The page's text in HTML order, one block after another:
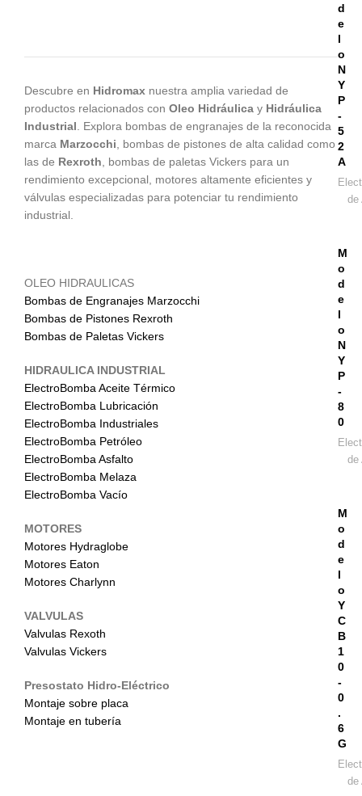
Descubre en Hidromax nuestra amplia variedad de
productos relacionados conOleo Hidráulica y Hidráulica
Industrial . Explora bombas de engranajes de la reconocida
marca Marzocchi , bombas de pistones de alta calidad como
las de Rexroth , bombas de paletas Vickers para un
rendimiento excepcional, motores altamente eficientes y
válvulas especializadas para potenciar tu rendimiento
industrial.
OLEO HIDRAULICAS
Bombas de Engranajes Marzocchi
Bombas de Pistones Rexroth
Bombas de Paletas Vickers
HIDRAULICA INDUSTRIAL
ElectroBomba Aceite Térmico
ElectroBomba Lubricación
ElectroBomba Industriales
ElectroBomba Petróleo
ElectroBomba Asfalto
ElectroBomba Melaza
ElectroBomba Vacío
MOTORES
Motores Hydraglobe
Motores Eaton
Motores Charlynn
VALVULAS
Valvulas Rexoth
Valvulas Vickers
Presostato Hidro-Eléctrico
Montaje sobre placa
Montaje en tubería
d
e
l
o
N
Y
P
-
5
2
A
de
M
o
d
e
l
o
N
Y
P
-
8
0
de
M
o
d
e
l
o
Y
C
B
1
0
-
0
.
6
G
de